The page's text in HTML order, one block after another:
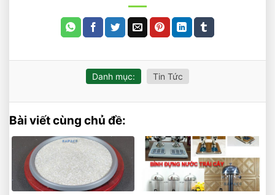
Danh mục: Tin Tức
Bài viết cùng chủ đề: